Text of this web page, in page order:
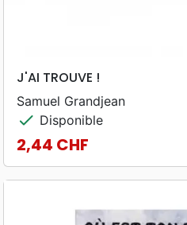
J'AI TROUVE !
Samuel Grandjean
check Disponible
Prix
2,44 CHF